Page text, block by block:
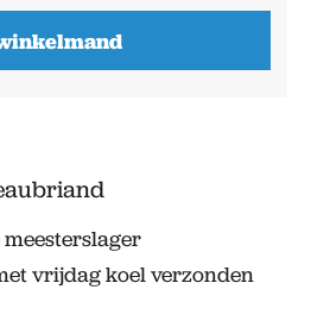
vrijdag koel verzonden